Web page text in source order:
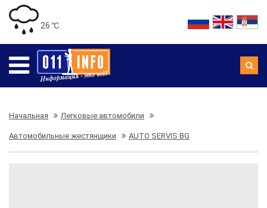
26 ℃
Начальная Легковые автомобили
Автомобильные жестянщики AUTO SERVIS BG